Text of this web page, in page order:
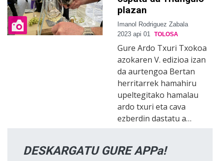
plazan
Imanol Rodriguez Zabala
2023 api 01
TOLOSA
Gure Ardo Txuri Txokoa
azokaren V. edizioa izan
da aurtengoa Bertan
herritarrek hamahiru
upeltegitako hamalau
ardo txuri eta cava
ezberdin dastatu a…
DESKARGATU GURE APPa!